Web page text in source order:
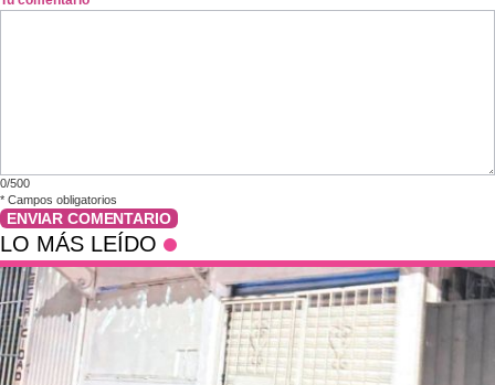
0/500
* Campos obligatorios
ENVIAR COMENTARIO
LO MÁS LEÍDO